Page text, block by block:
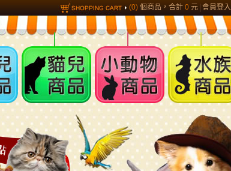
(0) 個商品，合計 0 元 會員登入
貓兒商品 小動物商品 水族商品